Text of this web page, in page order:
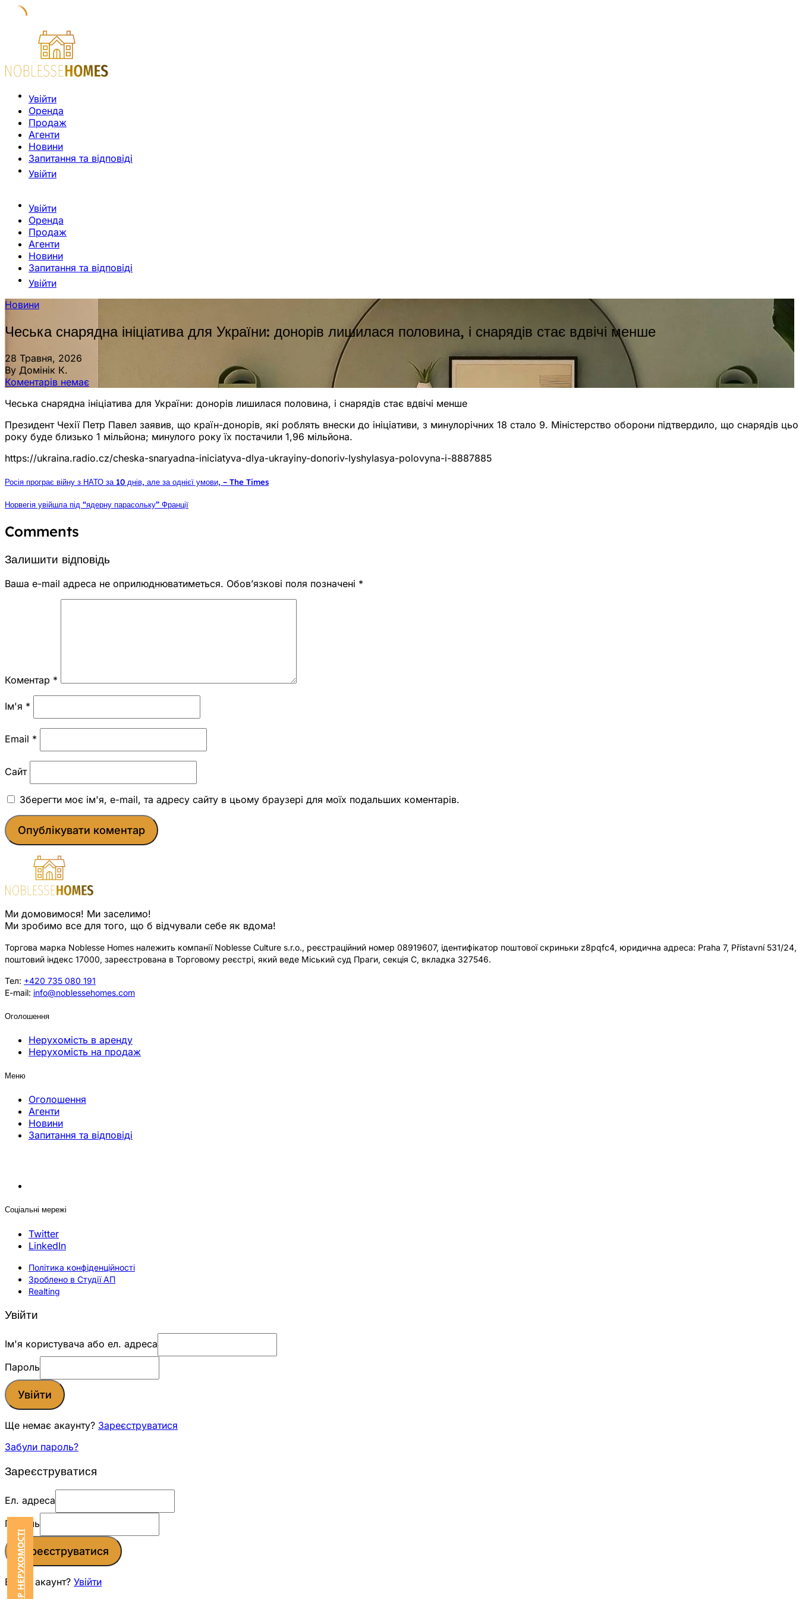
Увійти
Оренда
Продаж
Агенти
Новини
Запитання та відповіді
Увійти
Увійти
Оренда
Продаж
Агенти
Новини
Запитання та відповіді
Увійти
Новини
Чеська снарядна ініціатива для України: донорів лишилася половина, і снарядів стає вдвічі менше
28 Травня, 2026
By Домінік К.
Коментарів немає
Чеська снарядна ініціатива для України: донорів лишилася половина, і снарядів стає вдвічі менше
Президент Чехії Петр Павел заявив, що країн-донорів, які роблять внески до ініціативи, з минулорічних 18 стало 9. Міністерство оборони підтвердило, що снарядів
року буде близько 1 мільйона; минулого року їх постачили 1,96 мільйона.
https://ukraina.radio.cz/cheska-snaryadna-iniciatyva-dlya-ukrayiny-donoriv-lyshylasya-polovyna-i-8887885
Росія програє війну з НАТО за 10 днів, але за однієї умови, – The Times
Норвегія увійшла під “ядерну парасольку” Франції
Comments
Залишити відповідь
Ваша e-mail адреса не оприлюднюватиметься. Обов’язкові поля позначені *
Коментар *
Ім'я *
Email *
Сайт
Зберегти моє ім'я, e-mail, та адресу сайту в цьому браузері для моїх подальших коментарів.
Ми домовимося! Ми заселимо!
Ми зробимо все для того, що б відчували себе як вдома!
Торгова марка Noblesse Homes належить компанії Noblesse Culture s.r.o., реєстраційний номер 08919607, ідентифікатор поштової скриньки z8pqfc4, юридична адреса: Praha 7, Přístavní 531/24,
поштовий індекс 17000, зареєстрована в Торговому реєстрі, який веде Міський суд Праги, секція C, вкладка 327546.
Тел: +420 735 080 191
E-mail: info@noblessehomes.com
Оголошення
Нерухомість в аренду
Нерухомість на продаж
Меню
Оголошення
Агенти
Новини
Запитання та відповіді
Соціальні мережі
Twitter
LinkedIn
Політика конфіденційності
Зроблено в Студії АП
Realting
Увійти
Ім'я користувача або ел. адреса
Пароль
Увійти
Ще немає акаунту? Зареєструватися
Забули пароль?
Зареєструватися
Ел. адреса
Пароль
Зареєструватися
Вже є акаунт? Увійти